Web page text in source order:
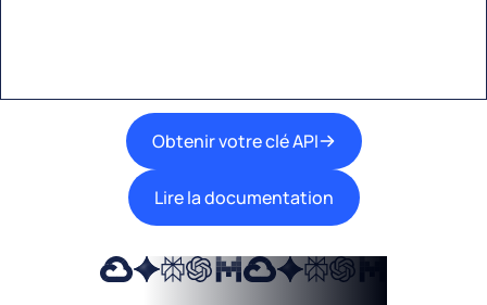
Obtenir votre clé API
Lire la documentation